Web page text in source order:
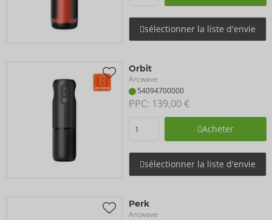
sélectionner la liste d'envie
Orbit
Arcwave
54094700000
PPC: 139,00 €
Acheter
sélectionner la liste d'envie
Perk
Arcwave